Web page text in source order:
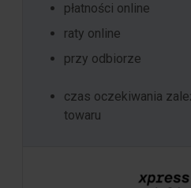
płatności online
raty online
przy odbiorze
czas oczekiwania
towaru